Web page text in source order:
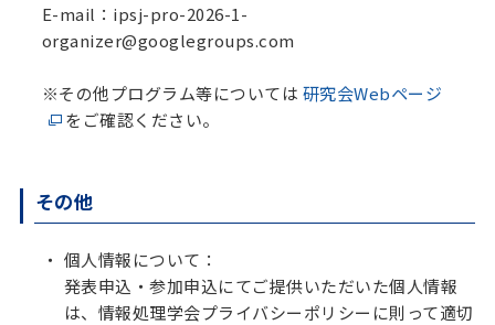
E-mail：ipsj-pro-2026-1-
organizer@googlegroups.com
※その他プログラム等については 研究会Webページ
をご確認ください。
その他
個人情報について：
発表申込・参加申込にてご提供いただいた個人情報
は、情報処理学会プライバシーポリシーに則って適切